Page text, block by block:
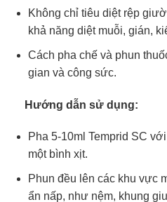
Không chỉ tiêu diệt rệp
khả năng diệt muỗi, gián,
Cách pha chế và phun
gian và công sức.
Hướng dẫn sử dụng:
Pha 5-10ml Temprid SC
một bình xịt.
Phun đều lên các khu vực
ẩn nấp, như nệm, khung